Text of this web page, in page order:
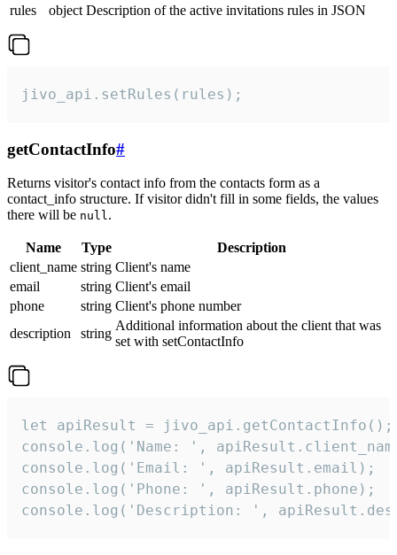
rules
object Description of the active invitations rules in JSON
jivo_api.setRules(rules);
getContactInfo#
Returns visitor's contact info from the contacts form as a
contact_info structure. If visitor didn't fill in some fields, the values
there will be null.
Name Type
Description
client_name string Client's name
email
string Client's email
phone
string Client's phone number
description
string
Additional information about the client that was
set with setContactInfo
let apiResult = jivo_api.getContactInfo();
console.log('Name: ',
console.log('Email: ', apiResult.email);
console.log('Phone: ', apiResult.phone);
console.log('Description: ',